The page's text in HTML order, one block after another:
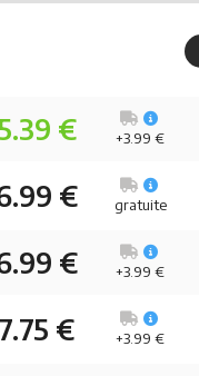
€ +3.99 €
€ gratuite
€ +3.99 €
7.75 € +3.99 €